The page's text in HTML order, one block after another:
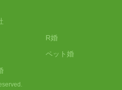
R婚
ペット婚